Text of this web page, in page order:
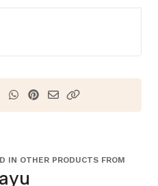
IN OTHER PRODUCTS FROM